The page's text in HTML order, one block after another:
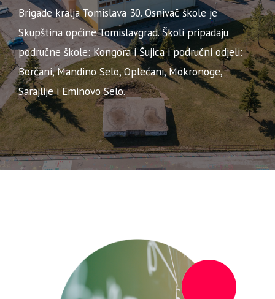
Brigade kralja Tomislava 30. Osnivač škole je
Skupština općine Tomislavgrad. Školi pripadaju
područne škole: Kongora i Šujica i područni odjeli:
Borčani, Mandino Selo, Oplećani, Mokronoge,
Sarajlije i Eminovo Selo.